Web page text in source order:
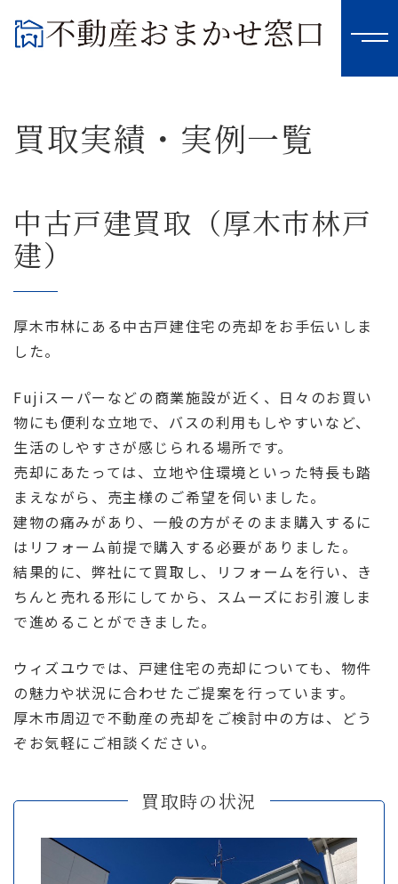
買取実績・実例一覧
中古戸建買取（厚木市林戸
建）
厚木市林にある中古戸建住宅の売却をお手伝いしま
した。
Fujiスーパーなどの商業施設が近く、日々のお買い
物にも便利な立地で、バスの利用もしやすいなど、
生活のしやすさが感じられる場所です。
売却にあたっては、立地や住環境といった特長も踏
まえながら、売主様のご希望を伺いました。
建物の痛みがあり、一般の方がそのまま購入するに
はリフォーム前提で購入する必要がありました。
結果的に、弊社にて買取し、リフォームを行い、き
ちんと売れる形にしてから、スムーズにお引渡しま
で進めることができました。
ウィズユウでは、戸建住宅の売却についても、物件
の魅力や状況に合わせたご提案を行っています。
厚木市周辺で不動産の売却をご検討中の方は、どう
ぞお気軽にご相談ください。
買取時の状況